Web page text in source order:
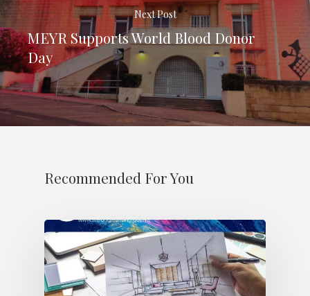
Next Post
MEYR Supports World Blood Donor
Day
Recommended For You